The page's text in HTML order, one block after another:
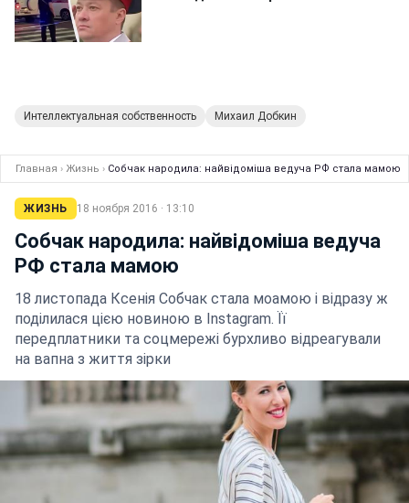
Интеллектуальная собственность Михаил Добкин
Главная › Жизнь › Собчак народила: найвідоміша ведуча РФ стала мамою
ЖИЗНЬ 18 ноября 2016 · 13:10
Собчак народила: найвідоміша ведуча
РФ стала мамою
18 листопада Ксенія Собчак стала моамою і відразу ж
поділилася цією новиною в Instagram. Її
передплатники та соцмережі бурхливо відреагували
на вапна з життя зірки